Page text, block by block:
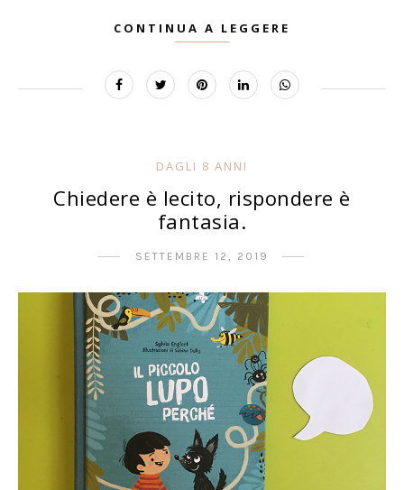
CONTINUA A LEGGERE
DAGLI 8 ANNI
Chiedere è lecito, rispondere è
fantasia.
SETTEMBRE 12, 2019